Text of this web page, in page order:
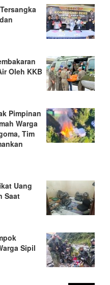
Oleh KKB
Pimpinan
Warga
Tim
Uang
Saat
Sipil